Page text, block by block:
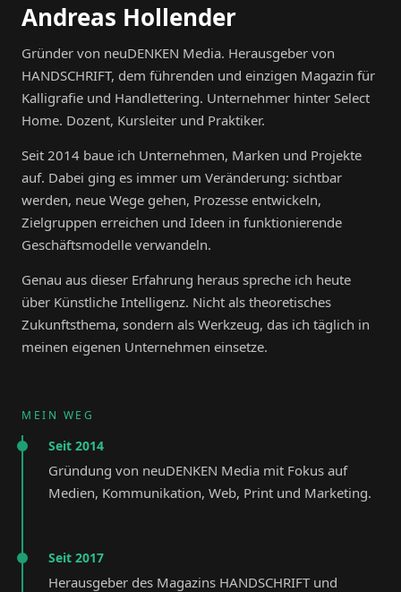
Andreas Hollender
Gründer von neuDENKEN Media. Herausgeber von
HANDSCHRIFT, dem führenden und einzigen Magazin für
Kalligrafie und Handlettering. Unternehmer hinter Select
Home. Dozent, Kursleiter und Praktiker.
Seit 2014 baue ich Unternehmen, Marken und Projekte
auf. Dabei ging es immer um Veränderung: sichtbar
werden, neue Wege gehen, Prozesse entwickeln,
Zielgruppen erreichen und Ideen in funktionierende
Geschäftsmodelle verwandeln.
Genau aus dieser Erfahrung heraus spreche ich heute
über Künstliche Intelligenz. Nicht als theoretisches
Zukunftsthema, sondern als Werkzeug, das ich täglich in
meinen eigenen Unternehmen einsetze.
MEIN WEG
Seit 2014
Gründung von neuDENKEN Media mit Fokus auf
Medien, Kommunikation, Web, Print und Marketing.
Seit 2017
Herausgeber des Magazins HANDSCHRIFT und